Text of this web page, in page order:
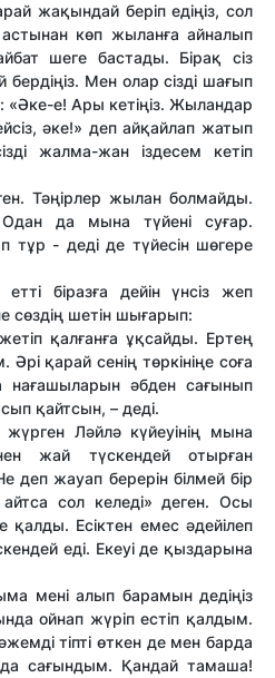
жақындай беріп едіңіз, сол
көп жыланға айналып
шеге бастады. Бірақ сіз
Мен олар сізді шағып
е! Ары кетіңіз. Жыландар
әке!» деп айқайлап жатып
жалма-жан іздесем кетіп
Тәңірлер жылан болмайды.
да мына түйені суғар.
тұр - деді де түйесін шөгере
біразға дейін үнсіз жеп
сөздің шетін шығарып:
қалғанға ұқсайды. Ертең
қарай сенің төркініңе соға
нағашыларын әбден сағынып
қайтсын, – деді.
Ләйлә күйеуінің мына
жай түскендей отырған
деп жауап берерін білмей бір
сол келеді» деген. Осы
қалды. Есіктен емес әдейілеп
еді. Екеуі де қыздарына
мені алып барамын дедіңіз
ойнап жүріп естіп қалдым.
тіпті өткен де мен барда
сағындым. Қандай тамаша!